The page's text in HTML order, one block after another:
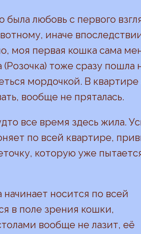
любовь с первого
иначе
моя первая кошка сама
тоже сразу пошла
мордочкой. В квартире
вообще не пряталась.
все время здесь жила.
по всей квартире,
которую уже
начинает носится по всей
в поле зрения кошки,
вообще не лазит, её